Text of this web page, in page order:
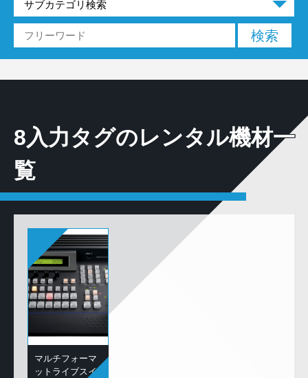
8入力タグのレンタル機材一
覧
マルチフォーマ
ットライブスイ